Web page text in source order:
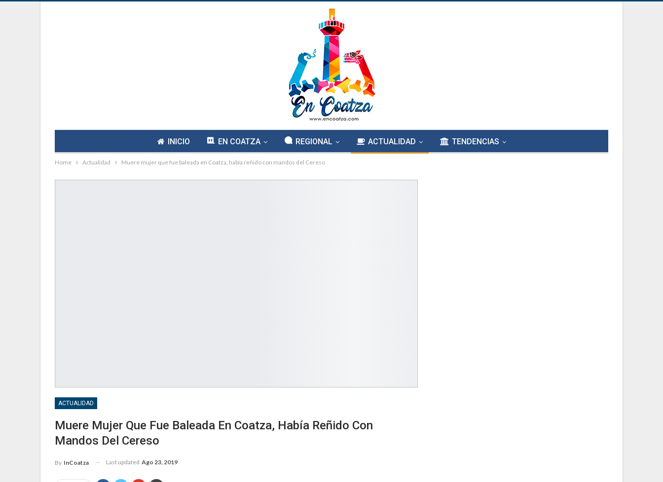
INICIO EN COATZA REGIONAL ACTUALIDAD TENDENCIAS
Home Actualidad Muere mujer que fue baleada en Coatza, había reñido con mandos del Cereso
ACTUALIDAD
Muere Mujer Que Fue Baleada En Coatza, Había Reñido Con
Mandos Del Cereso
By InCoatza Last updated Ago 23, 2019